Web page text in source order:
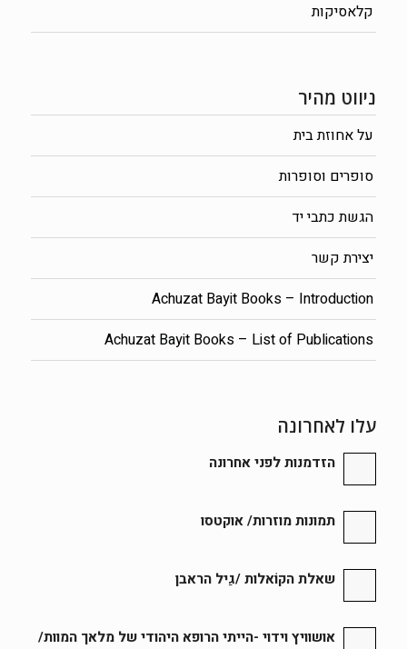
קלאסיקות
ניווט מהיר
על אחוזת בית
סופרים וסופרות
הגשת כתבי יד
יצירת קשר
Achuzat Bayit Books – Introduction
Achuzat Bayit Books – List of Publications
עלו לאחרונה
הזדמנות לפני אחרונה
תמונות מוזרות/ אוקטסו
שאלת הקוֹאלות /גַיל הראבן
אושוויץ וידוי -הייתי הרופא היהודי של מלאך המוות/